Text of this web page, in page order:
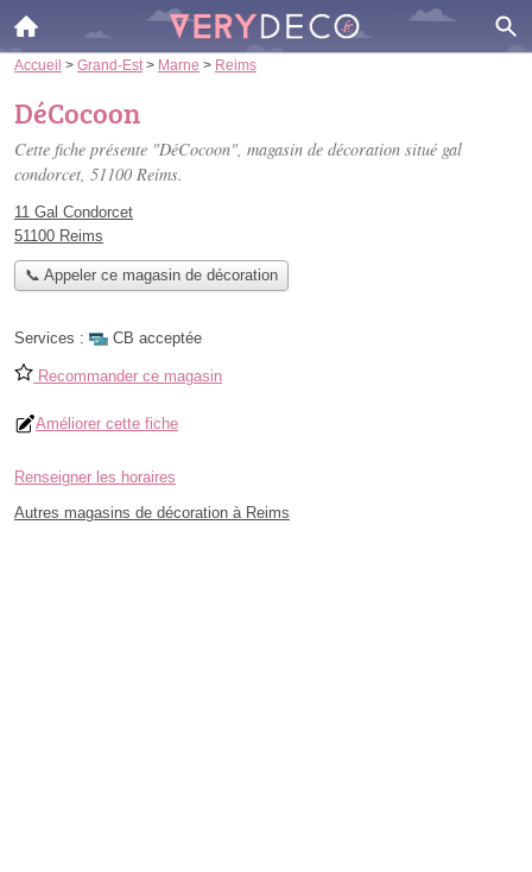
Accueil > Grand-Est > Marne > Reims
DéCocoon
Cette fiche présente "DéCocoon", magasin de décoration situé gal
condorcet, 51100 Reims.
11 Gal Condorcet
51100 Reims
📞 Appeler ce magasin de décoration
Services : CB acceptée
Recommander ce magasin
Améliorer cette fiche
Renseigner les horaires
Autres magasins de décoration à Reims